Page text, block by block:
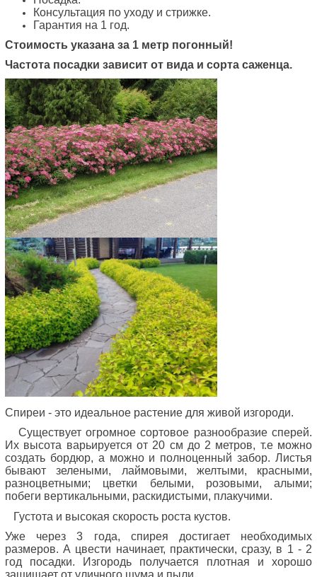
Консультация по уходу и стрижке.
Гарантия на 1 год.
Стоимость указана за 1 метр погонный!
Частота посадки зависит от вида и сорта саженца.
Спиреи - это идеальное растение для живой изгороди.
Существует огромное сортовое разнообразие сперей.
Их высота варьируется от 20 см до 2 метров, т.е можно
создать бордюр, а можно и полноценный забор. Листья
бывают зелеными, лаймовыми, желтыми, красными,
разноцветными; цветки белыми, розовыми, алыми;
побеги вертикальными, раскидистыми, плакучими.
Густота и высокая скорость роста кустов.
Уже через 3 года, спирея достигает необходимых
размеров. А цвести начинает, практически, сразу, в 1 - 2
год посадки. Изгородь получается плотная и хорошо
защищает от уличного шума и пыли.